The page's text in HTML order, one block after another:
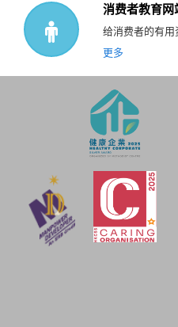
消费者教育网
给消费者的有用
更多